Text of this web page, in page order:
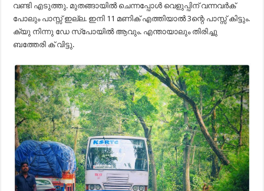
വണ്ടി എടുത്തു. മുതങ്ങായിൽ ചെന്നപ്പോൾ വെളുപ്പിന് വന്നവർക്
പോലും പാസ്സ് ഇല്ല. ഇനി 11 മണിക് എത്തിയാൽ 3ന്റെ പാസ്സ് കിട്ടും.
ക്യു നിന്നു ഡേ സ്പോയിൽ ആവും. എന്തായാലും തിരിച്ചു
ബത്തേരി ക് വിട്ടു.